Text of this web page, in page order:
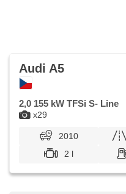
x29
Audi A5
2,0 155 kW TFSi S- Line
2010
2 l